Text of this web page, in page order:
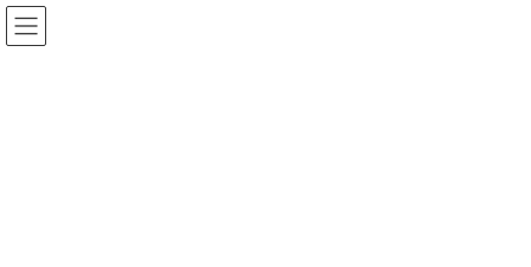
コ
ン
ナ
ビ